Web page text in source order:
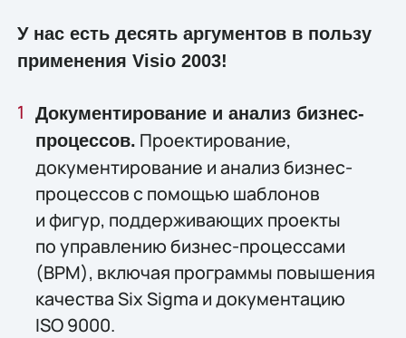
У нас есть десять аргументов в пользу
применения Visio 2003!
Документирование и анализ бизнес-
процессов. Проектирование,
документирование и анализ бизнес-
процессов с помощью шаблонов
и фигур, поддерживающих проекты
по управлению бизнес-процессами
(BPM), включая программы повышения
качества Six Sigma и документацию
ISO 9000.